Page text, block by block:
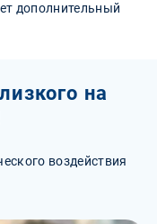
дополнительный
на
воздействия